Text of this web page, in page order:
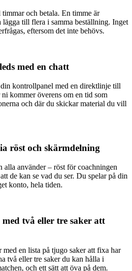
och betala. En timme är
till flera i samma beställning. Inget
eftersom det inte behövs.
med en chatt
kontrollpanel med en direktlinje till
kommer överens om en tid som
och där du skickar material du vill
röst och skärmdelning
alla använder – röst för coachningen
de kan se vad du ser. Du spelar på din
konto, hela tiden.
två eller tre saker att
med en lista på tjugo saker att fixa har
två eller tre saker du kan hålla i
och ett sätt att öva på dem.